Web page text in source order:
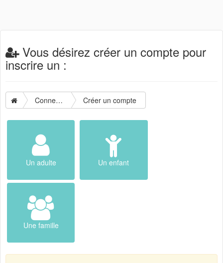
Vous désirez créer un compte pour
inscrire un :
Connexion Créer un compte
Un adulte Un enfant
Une famille